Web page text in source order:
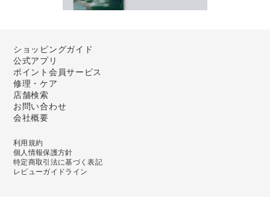
ショッピングガイド
公式アプリ
ポイント会員サービス
修理・ケア
店舗検索
お問い合わせ
会社概要
利用規約
個人情報保護方針
特定商取引法に基づく表記
レビューガイドライン